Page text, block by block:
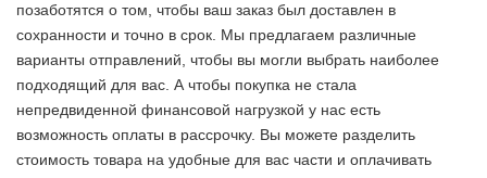
позаботятся о том, чтобы ваш заказ был доставлен в
сохранности и точно в срок. Мы предлагаем различные
варианты отправлений, чтобы вы могли выбрать наиболее
подходящий для вас. А чтобы покупка не стала
непредвиденной финансовой нагрузкой у нас есть
возможность оплаты в рассрочку. Вы можете разделить
стоимость товара на удобные для вас части и оплачивать